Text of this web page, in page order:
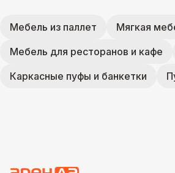
Мебель из паллет
Мягкая
Мебель для ресторанов и кафе
Каркасные пуфы и банкетки